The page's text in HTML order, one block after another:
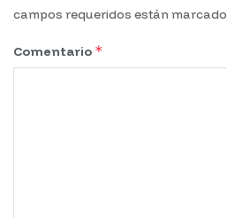
campos requeridos están
Comentario *